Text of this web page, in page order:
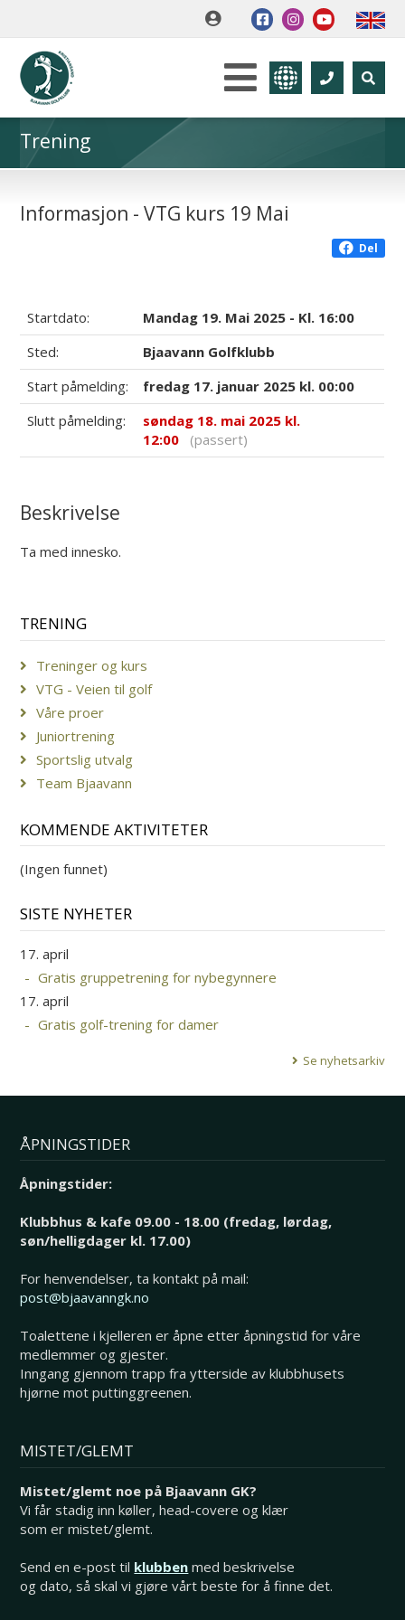
Trening
Informasjon - VTG kurs 19 Mai
Del
Startdato:
Mandag 19. Mai 2025 - Kl. 16:00
Sted:
Bjaavann Golfklubb
Start påmelding:
fredag 17. januar 2025 kl. 00:00
Slutt påmelding:
søndag 18. mai 2025 kl.
12:00 (passert)
Beskrivelse
Ta med innesko.
TRENING
Treninger og kurs
VTG - Veien til golf
Våre proer
Juniortrening
Sportslig utvalg
Team Bjaavann
KOMMENDE AKTIVITETER
(Ingen funnet)
SISTE NYHETER
17. april
Gratis gruppetrening for nybegynnere
17. april
Gratis golf-trening for damer
Se nyhetsarkiv
ÅPNINGSTIDER
Åpningstider:
Klubbhus & kafe 09.00 - 18.00 (fredag, lørdag,
søn/helligdager kl. 17.00)
For henvendelser, ta kontakt på mail:
post@bjaavanngk.no
Toalettene i kjelleren er åpne etter åpningstid for våre
medlemmer og gjester.
Inngang gjennom trapp fra ytterside av klubbhusets
hjørne mot puttinggreenen.
MISTET/GLEMT
Mistet/glemt noe på Bjaavann GK?
Vi får stadig inn køller, head-covere og klær
som er mistet/glemt.
Send en e-post til klubben med beskrivelse
og dato, så skal vi gjøre vårt beste for å finne det.